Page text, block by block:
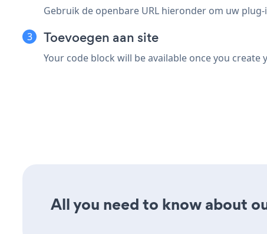
Gebruik de openbare URL hieronder om uw
Toevoegen aan site
Your code block will be available once you create
All you need to know about